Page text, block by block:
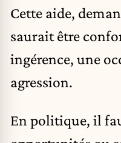
Cette aide,
saurait être
ingérence, une
agression.
En politique, il